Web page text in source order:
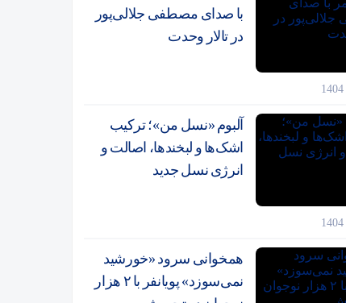
با صدای مصطفی جلالی‌پور
در تالار وحدت
آلبوم «نسل من»؛ ترکیب
اشک‌ها و لبخندها، اصالت و
انرژی نسل جدید
همخوانی سرود «خورشید
نمی‌سوزد» پویانفر با ۲ هزار